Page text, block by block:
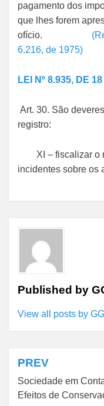
pagamento dos
que lhes forem
ofício.
6.216, de 1975)
LEI Nº 8.935, DE
Art. 30. São
registro:
XI – fiscalizar o
incidentes sobre os
Published by
View all posts by
Navegação
de
PREV
Sociedade em
Efeitos de